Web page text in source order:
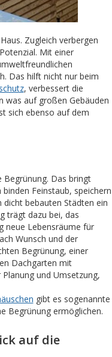
Zugleich verbergen
Mit einer
Das hilft nicht nur beim
, verbessert die
was auf großen Gebäuden
sich ebenso auf dem
Begrünung. Das bringt
Feinstaub, speichern
dicht bebauten Städten ein
trägt dazu bei, das
neue Lebensräume für
Wunsch und der
Begrünung, einer
Dachgarten mit
und Umsetzung,
gibt es sogenannte
Begrünung ermöglichen.
auf die